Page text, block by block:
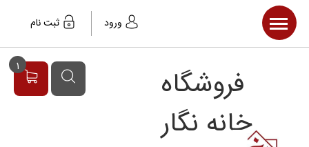
صفحه اصلی
محصولات
ورود ثبت نام
فروشگاه
خانه نگار
1